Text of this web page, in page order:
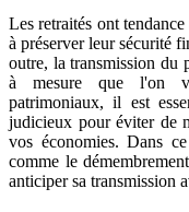
Les retraités ont
à préserver leur sécurité
outre, la transmission du
à mesure que l'on
patrimoniaux, il est
judicieux pour éviter de
vos économies. Dans
comme le
anticiper sa transmission